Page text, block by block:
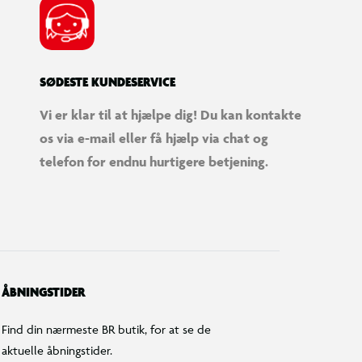
SØDESTE KUNDESERVICE
Vi er klar til at hjælpe dig! Du kan kontakte
os via e-mail eller få hjælp via chat og
telefon for endnu hurtigere betjening.
ÅBNINGSTIDER
Find din nærmeste BR butik, for at se de
aktuelle åbningstider.